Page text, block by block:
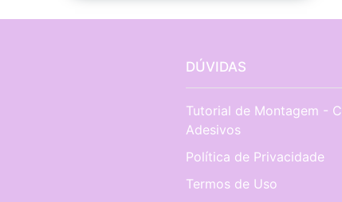
DÚVIDAS
Tutorial de Montagem -
Adesivos
Política de Privacidade
Termos de Uso